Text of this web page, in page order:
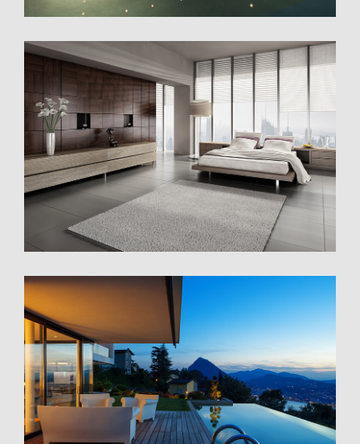
Sunrise Avenue
Singapore Skyrise